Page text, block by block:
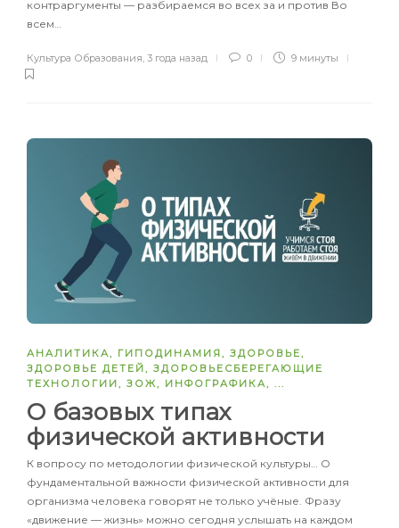
контраргументы — разбираемся во всех за и против Во
всем…
Культура Образования 3 года назад 0 9 минуты
АНАЛИТИКА, ГИПОДИНАМИЯ, ЗДОРОВЬЕ,
ЗДОРОВЬЕ ДЕТЕЙ, ЗДОРОВЬЕСБЕРЕГАЮЩИЕ
ТЕХНОЛОГИИ, ЗОЖ, ИНФОГРАФИКА, ...
О базовых типах
физической активности
К вопросу по методологии физической культуры… О
фундаментальной важности физической активности для
организма человека говорят не только учёные. Фразу
«движение — жизнь» можно сегодня услышать на каждом